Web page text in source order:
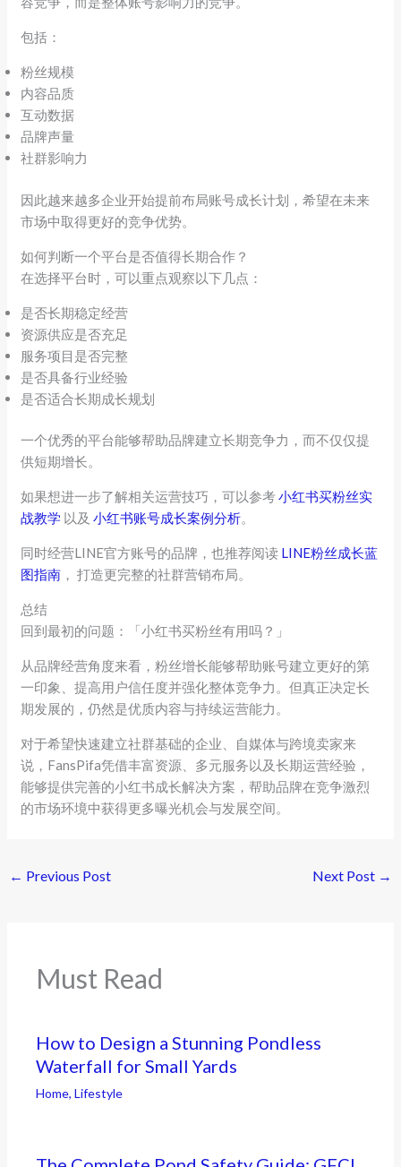
包括：
粉丝规模
内容品质
互动数据
品牌声量
社群影响力
因此越来越多企业开始提前布局账号成长计划，希望在未来
市场中取得更好的竞争优势。
如何判断一个平台是否值得长期合作？
在选择平台时，可以重点观察以下几点：
是否长期稳定经营
资源供应是否充足
服务项目是否完整
是否具备行业经验
是否适合长期成长规划
一个优秀的平台能够帮助品牌建立长期竞争力，而不仅仅提
供短期增长。
如果想进一步了解相关运营技巧，可以参考小红书买粉丝实
战教学 以及小红书账号成长案例分析。
同时经营LINE官方账号的品牌，也推荐阅读 LINE粉丝成长蓝
图指南 ， 打造更完整的社群营销布局。
总结
回到最初的问题：「小红书买粉丝有用吗？」
从品牌经营角度来看，粉丝增长能够帮助账号建立更好的第
一印象、提高用户信任度并强化整体竞争力。但真正决定长
期发展的，仍然是优质内容与持续运营能力。
对于希望快速建立社群基础的企业、自媒体与跨境卖家来
说，FansPifa凭借丰富资源、多元服务以及长期运营经验，
能够提供完善的小红书成长解决方案，帮助品牌在竞争激烈
的市场环境中获得更多曝光机会与发展空间。
← Previous Post Next Post →
Must Read
How to Design a Stunning Pondless
Waterfall for Small Yards
Home,Lifestyle